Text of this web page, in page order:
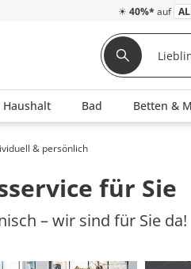
☀ 40%* auf
Haushalt Bad Betten &
& persönlich
für Sie
– wir sind für Sie da!